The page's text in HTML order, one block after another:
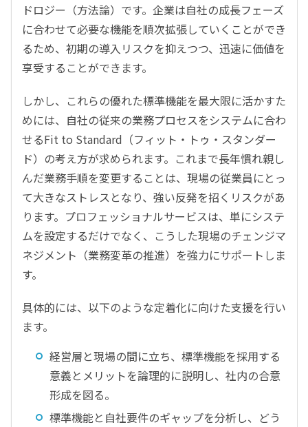
ドロジー（方法論）です。企業は自社の成長フェーズ
に合わせて必要な機能を順次拡張していくことができ
るため、初期の導入リスクを抑えつつ、迅速に価値を
享受することができます。
しかし、これらの優れた標準機能を最大限に活かすた
めには、自社の従来の業務プロセスをシステムに合わ
せるFit to Standard（フィット・トゥ・スタンダー
ド）の考え方が求められます。これまで長年慣れ親し
んだ業務手順を変更することは、現場の従業員にとっ
て大きなストレスとなり、強い反発を招くリスクがあ
ります。プロフェッショナルサービスは、単にシステ
ムを設定するだけでなく、こうした現場のチェンジマ
ネジメント（業務変革の推進）を強力にサポートしま
す。
具体的には、以下のような定着化に向けた支援を行い
ます。
経営層と現場の間に立ち、標準機能を採用する
意義とメリットを論理的に説明し、社内の合意
形成を図る。
標準機能と自社要件のギャップを分析し、どう